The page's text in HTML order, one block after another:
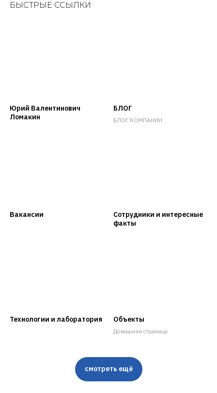
БЫСТРЫЕ ССЫЛКИ
Юрий Валентинович
Ломакин
БЛОГ
БЛОГ КОМПАНИИ
Вакансии
Сотрудники и интересные
факты
Технологии и лаборатория Объекты
Домашняя страница
смотреть ещё